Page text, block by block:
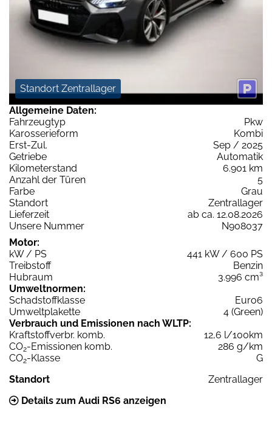
Standort Zentrallager
Allgemeine Daten:
Fahrzeugtyp
Pkw
Karosserieform
Kombi
Erst-Zul.
Sep / 2025
Getriebe
Automatik
Kilometerstand
6.901 km
Anzahl der Türen
5
Farbe
Grau
Standort
Zentrallager
Lieferzeit
ab ca. 12.08.2026
Unsere Nummer
N908037
Motor:
kW / PS
441 kW / 600 PS
Treibstoff
Benzin
Hubraum
3.996 cm³
Umweltnormen:
Schadstoffklasse
Euro6
Umweltplakette
4 (Green)
Verbrauch und Emissionen nach WLTP:
Kraftstoffverbr. komb.
12,6 l/100km
CO2-Emissionen komb.
286 g/km
CO2-Klasse
G
Standort
Zentrallager
Details zum Audi RS6 anzeigen